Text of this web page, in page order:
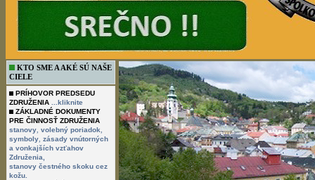
KTO SME A AKÉ SÚ NAŠE
CIELE
PRÍHOVOR PREDSEDU
ZDRUŽENIA
...kliknite
ZÁKLADNÉ DOKUMENTY
PRE ČINNOSŤ ZDRUŽENIA
stanovy volebný poriadok
symboly zásady vnútorných
a vonkajších vzťahov
Združenia,
stanovy čestného skoku cez
kožu.